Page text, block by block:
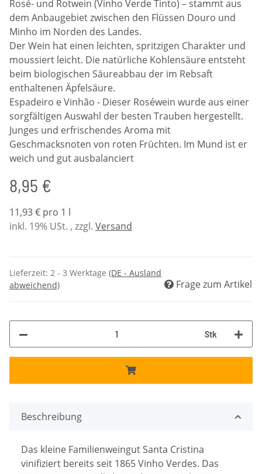
Rosé- und Rotwein (Vinho Verde Tinto) – stammt aus
dem Anbaugebiet zwischen den Flüssen Douro und
Minho im Norden des Landes.
Der Wein hat einen leichten, spritzigen Charakter und
moussiert leicht. Die natürliche Kohlensäure entsteht
beim biologischen Säureabbau der im Rebsaft
enthaltenen Äpfelsäure.
Espadeiro e Vinhão - Dieser Roséwein wurde aus einer
sorgfältigen Auswahl der besten Trauben hergestellt.
Junges und erfrischendes Aroma mit
Geschmacksnoten von roten Früchten. Im Mund ist er
weich und gut ausbalanciert
8,95 €
11,93 € pro 1 l
inkl. 19% USt. , zzgl. Versand
Lieferzeit: 2 - 3 Werktage (DE - Ausland
abweichend)
Frage zum Artikel
Stk
Beschreibung
Das kleine Familienweingut Santa Cristina
vinifiziert bereits seit 1865 Vinho Verdes. Das